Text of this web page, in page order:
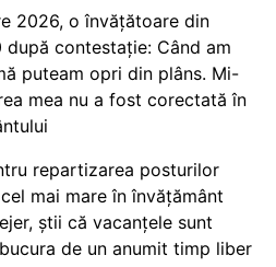
2026, o învățătoare din
contestație: Când am
puteam opri din plâns. Mi-
mea nu a fost corectată în
repartizarea posturilor
mai mare în învățământ
știi că vacanțele sunt
de un anumit timp liber